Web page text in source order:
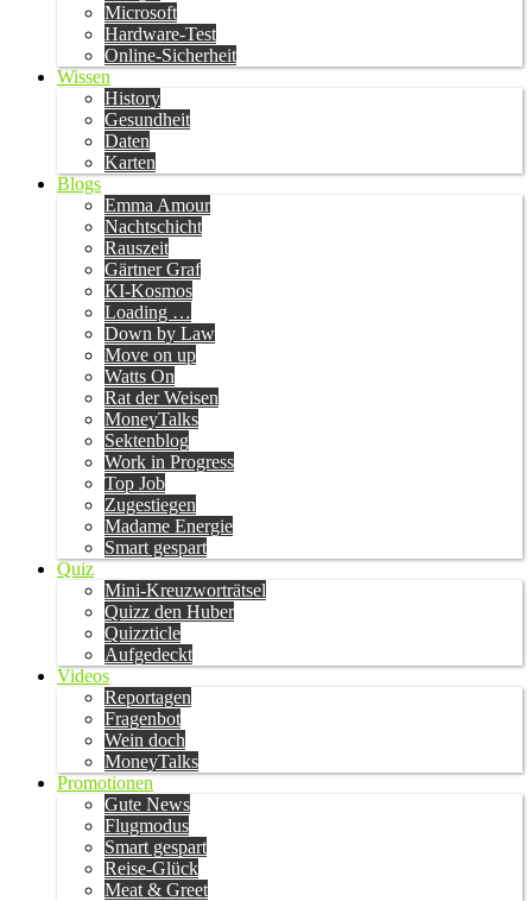
Microsoft
Hardware-Test
Online-Sicherheit
Wissen
History
Gesundheit
Daten
Karten
Blogs
Emma Amour
Nachtschicht
Rauszeit
Gärtner Graf
KI-Kosmos
Loading …
Down by Law
Move on up
Watts On
Rat der Weisen
MoneyTalks
Sektenblog
Work in Progress
Top Job
Zugestiegen
Madame Energie
Smart gespart
Quiz
Mini-Kreuzworträtsel
Quizz den Huber
Quizzticle
Aufgedeckt
Videos
Reportagen
Fragenbot
Wein doch
MoneyTalks
Promotionen
Gute News
Flugmodus
Smart gespart
Reise-Glück
Meat & Greet